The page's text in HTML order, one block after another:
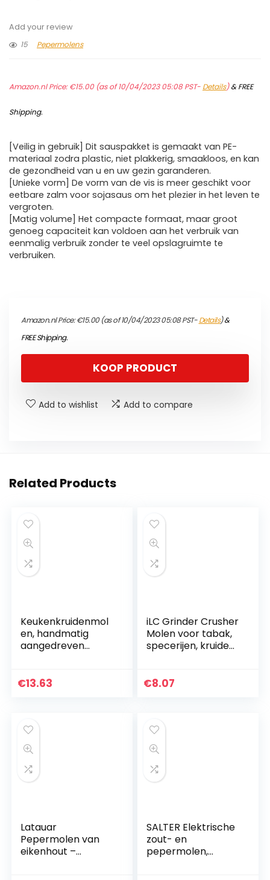
Add your review
15
Pepermolens
Amazon.nl Price:€15.00(as of 10/04/2023 05:08 PST- Details)&FREE
Shipping.
[Veilig in gebruik] Dit sauspakket is gemaakt van PE-
materiaal zodra plastic, niet plakkerig, smaakloos, en kan
de gezondheid van u en uw gezin garanderen.
[Unieke vorm] De vorm van de vis is meer geschikt voor
eetbare zalm voor sojasaus om het plezier in het leven te
vergroten.
[Matig volume] Het compacte formaat, maar groot
genoeg capaciteit kan voldoen aan het verbruik van
eenmalig verbruik zonder te veel opslagruimte te
verbruiken.
Amazon.nl Price:€15.00(as of 10/04/2023 05:08 PST-Details)&
FREE Shipping.
KOOP PRODUCT
Add to wishlist Add to compare
Related Products
Keukenkruidenmol
en, handmatig
aangedreven
kruiden en
€13.63
iLC Grinder Crusher
Molen voor tabak,
specerijen, kruiden,
inch – gemaakt
€8.07
Latauar
Pepermolen van
eikenhout –
SALTER Elektrische
zout- en
pepermolen,